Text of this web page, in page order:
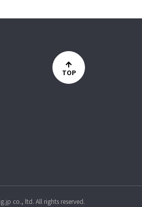
TOP
co., ltd. All rights reserved.